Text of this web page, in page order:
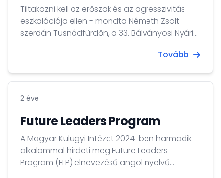
Tiltakozni kell az erőszak és az agresszivitás
eszkalációja ellen - mondta Németh Zsolt
szerdán Tusnádfürdőn, a 33. Bálványosi Nyári
Tovább
2 éve
Future Leaders Program
A Magyar Külügyi Intézet 2024-ben harmadik
alkalommal hirdeti meg Future Leaders
Program (FLP) elnevezésű angol nyelvű